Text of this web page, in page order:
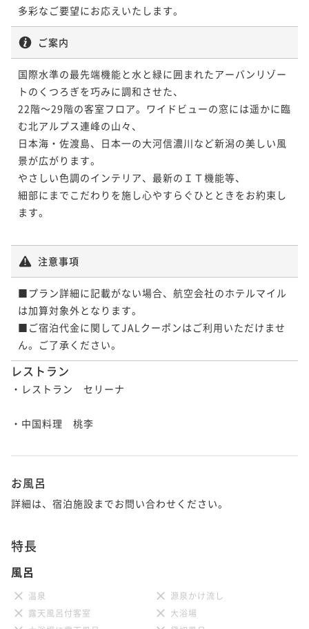
多彩なご要望にお応えいたします。
ご案内
国際水準の最先端機能と水と緑に囲まれたアーバンリゾー
トのくつろぎを巧みに調和させた、
22階～29階の客室フロア。ワイドビューの窓には遥かに臨
む北アルプス連峰の山々、
日本海・佐渡島、日本一の大河信濃川など新潟の美しい風
景が広がります。
やさしい色調のインテリア、最新のＩＴ機能等、
細部にまでこだわりを施し心やすらぐひとときをお約束し
ます。
注意事項
■プラン詳細に記載がない場合、航空会社のホテルマイル
は加算対象外となります。
■ご宿泊代金に関してJALクーポンはご利用いただけませ
ん。ご了承ください。
レストラン
・レストラン　セリーナ
・中国料理　桃李
お風呂
詳細は、宿泊施設までお問い合わせください。
特長
風呂
温泉
源泉かけ流し
露天風呂付客室
大浴場